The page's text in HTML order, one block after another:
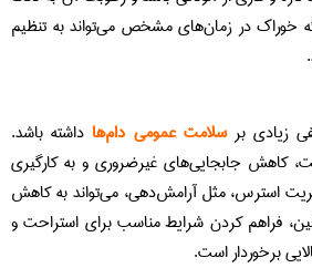
خوراک در زمان‌های مشخص می‌تواند به تنظیم
زیادی برسلامت عمومی دام‌هاداشته باشد.
کاهش جابجایی‌های غیرضروری و به کارگیری
استرس، مثل آرامش‌دهی، می‌تواند به کاهش
فراهم کردن شرایط مناسب برای استراحت و
برخوردار است.